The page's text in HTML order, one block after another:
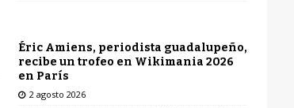
Éric Amiens, periodista guadalupeño,
recibe un trofeo en Wikimania 2026
en París
2 agosto 2026